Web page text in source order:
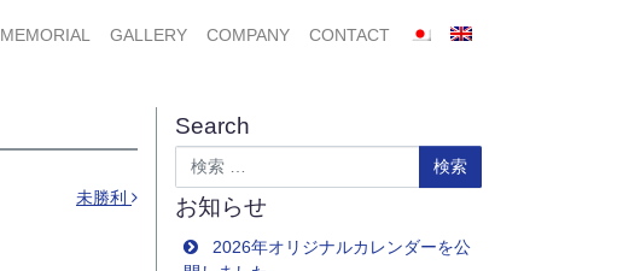
MEMORIAL GALLERY COMPANY CONTACT
未勝利
Search
検索
お知らせ
2026年オリジナルカレンダーを公